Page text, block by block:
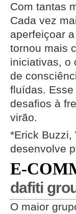
Com tantas
Cada vez
aperfeiçoar
tornou mais
iniciativas, o
de
fluídas.
desafios à
virão.
*Erick Buzzi,
desenvolve
E-
dafiti
O maior